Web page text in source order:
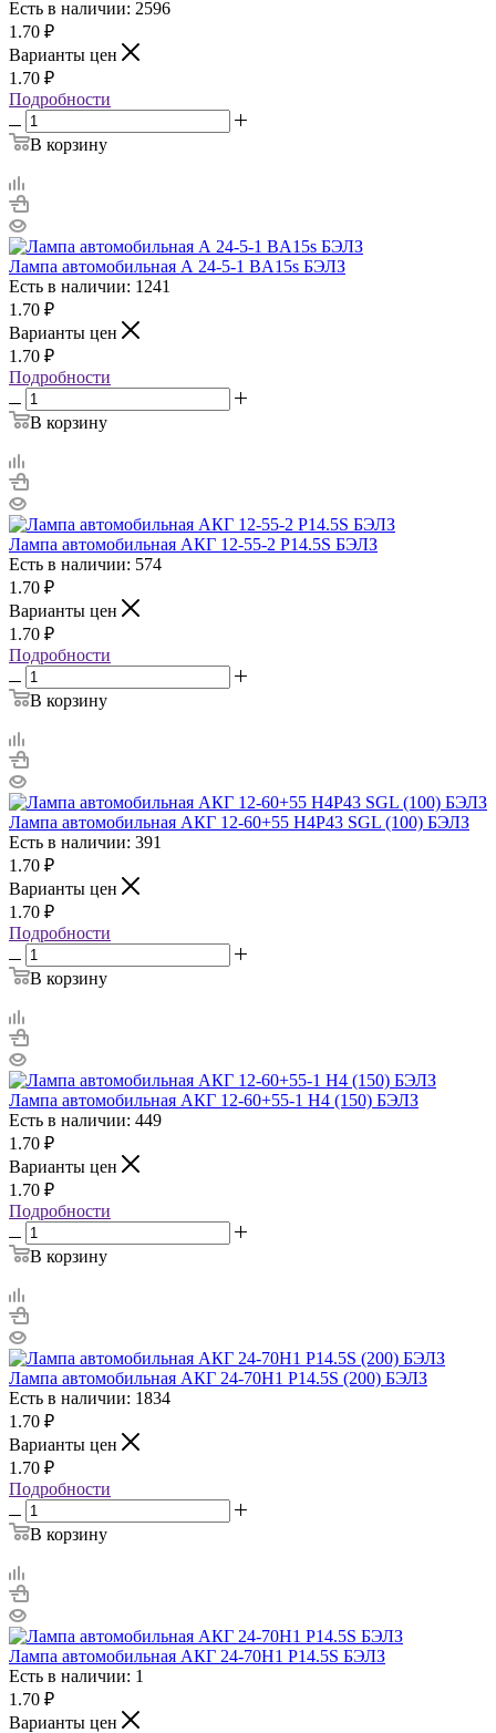
Есть в наличии: 2596
1.70 ₽
Варианты цен
1.70 ₽
Подробности
В корзину
Лампа автомобильная А 24-5-1 BA15s БЭЛЗ
Есть в наличии: 1241
1.70 ₽
Варианты цен
1.70 ₽
Подробности
В корзину
Лампа автомобильная АКГ 12-55-2 P14.5S БЭЛЗ
Есть в наличии: 574
1.70 ₽
Варианты цен
1.70 ₽
Подробности
В корзину
Лампа автомобильная АКГ 12-60+55 Н4Р43 SGL (100) БЭЛЗ
Есть в наличии: 391
1.70 ₽
Варианты цен
1.70 ₽
Подробности
В корзину
Лампа автомобильная АКГ 12-60+55-1 H4 (150) БЭЛЗ
Есть в наличии: 449
1.70 ₽
Варианты цен
1.70 ₽
Подробности
В корзину
Лампа автомобильная АКГ 24-70H1 P14.5S (200) БЭЛЗ
Есть в наличии: 1834
1.70 ₽
Варианты цен
1.70 ₽
Подробности
В корзину
Лампа автомобильная АКГ 24-70H1 P14.5S БЭЛЗ
Есть в наличии: 1
1.70 ₽
Варианты цен